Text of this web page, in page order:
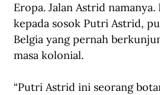
Eropa. Jalan Astrid
kepada sosok Putri Astrid,
Belgia yang pernah
masa kolonial.
“Putri Astrid ini seorang